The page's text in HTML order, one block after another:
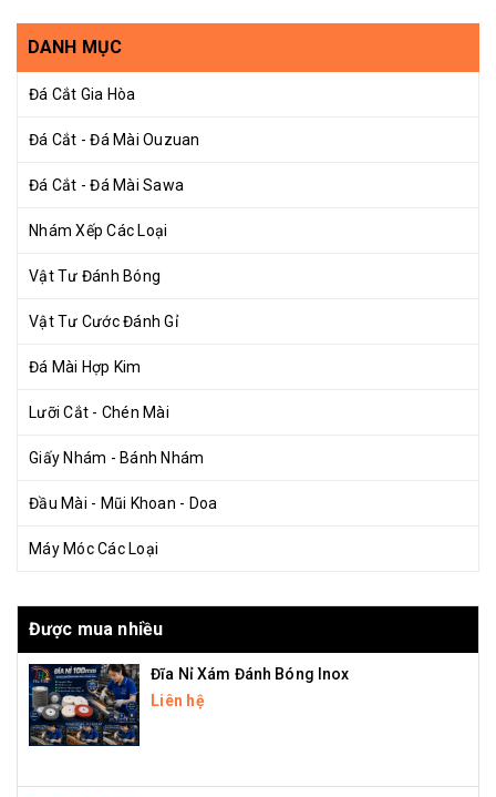
DANH MỤC
Đá Cắt Gia Hòa
Đá Cắt - Đá Mài Ouzuan
Đá Cắt - Đá Mài Sawa
Nhám Xếp Các Loại
Vật Tư Đánh Bóng
Vật Tư Cước Đánh Gỉ
Đá Mài Hợp Kim
Lưỡi Cắt - Chén Mài
Giấy Nhám - Bánh Nhám
Đầu Mài - Mũi Khoan - Doa
Máy Móc Các Loại
Được mua nhiều
Đĩa Nỉ Xám Đánh Bóng Inox
Liên hệ